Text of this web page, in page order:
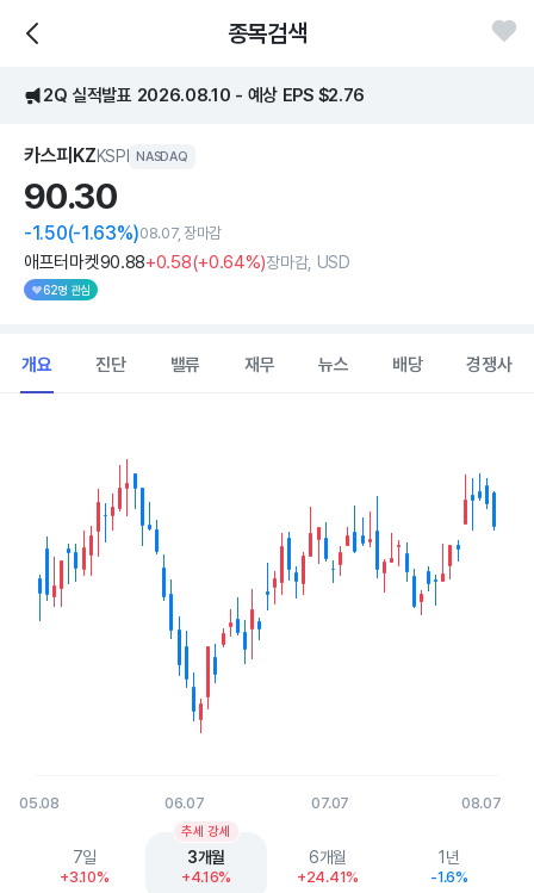
종목검색
2Q 실적발표 2026.08.10 - 예상 EPS $2.76
카스피KZKSPI NASDAQ
90.30
-1.50(-1.63%)08.07, 장마감
애프터마켓90.88+0.58(+0.64%)장마감, USD
62명 관심
개요 진단 밸류 재무 뉴스 배당 경쟁사
View as data table, Chart
The chart has 1 X axis displaying Time. Data ranges from
The chart has 1 Y axis displaying values. Data ranges from 76.59
05.08 06.07 07.07 08.07
End of interactive chart.
7일
+3.10%
3개월
+4.16%
추세 강세
6개월
+24.41%
1년
-1.6%